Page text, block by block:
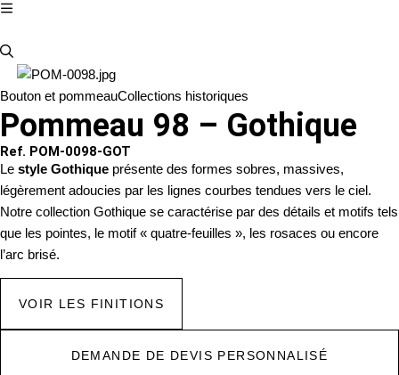
Bouton et pommeauCollections historiques
Pommeau 98 – Gothique
Ref. POM-0098-GOT
Le style Gothique présente des formes sobres, massives,
légèrement adoucies par les lignes courbes tendues vers le ciel.
Notre collection Gothique se caractérise par des détails et motifs tels
que les pointes, le motif « quatre-feuilles », les rosaces ou encore
l’arc brisé.
VOIR LES FINITIONS
DEMANDE DE DEVIS PERSONNALISÉ